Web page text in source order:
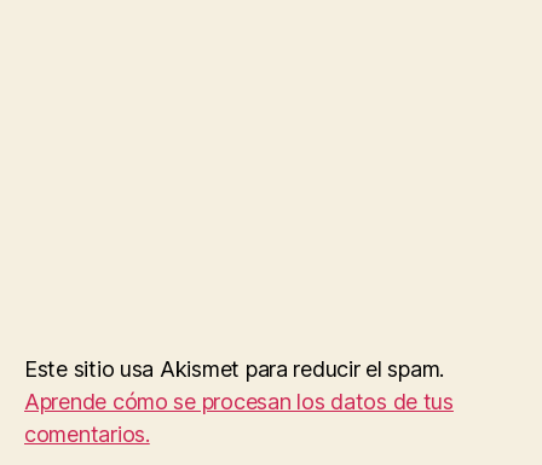
Este sitio usa Akismet para reducir el spam.
Aprende cómo se procesan los datos de tus
comentarios.